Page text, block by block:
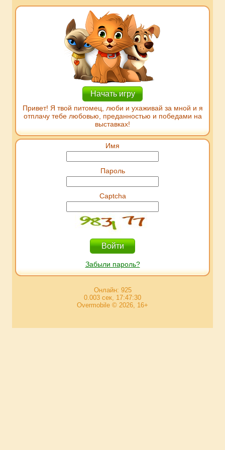
Начать игру
Привет! Я твой питомец, люби и ухаживай за мной и я
отплачу тебе любовью, преданностью и победами на
выставках!
Имя
Пароль
Captcha
Забыли пароль?
Онлайн: 925
0.003 сек, 17:47:30
Overmobile © 2026, 16+